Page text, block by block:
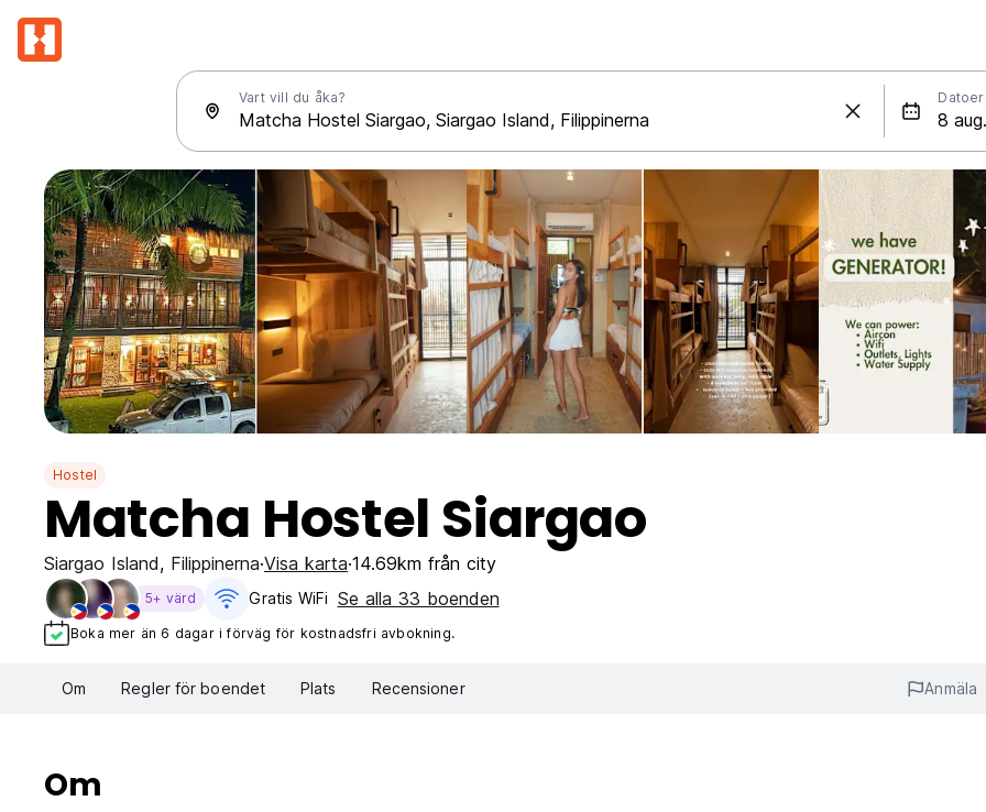
Vart vill du åka? Datoer
Hostel
Matcha Hostel Siargao
Siargao Island, Filippinerna Visa karta 14.69km från city
5+ värd Gratis WiFi Se alla 33 boenden
Boka mer än 6 dagar i förväg för kostnadsfri avbokning.
Om Regler för boendet Plats Recensioner Anmäla
Om